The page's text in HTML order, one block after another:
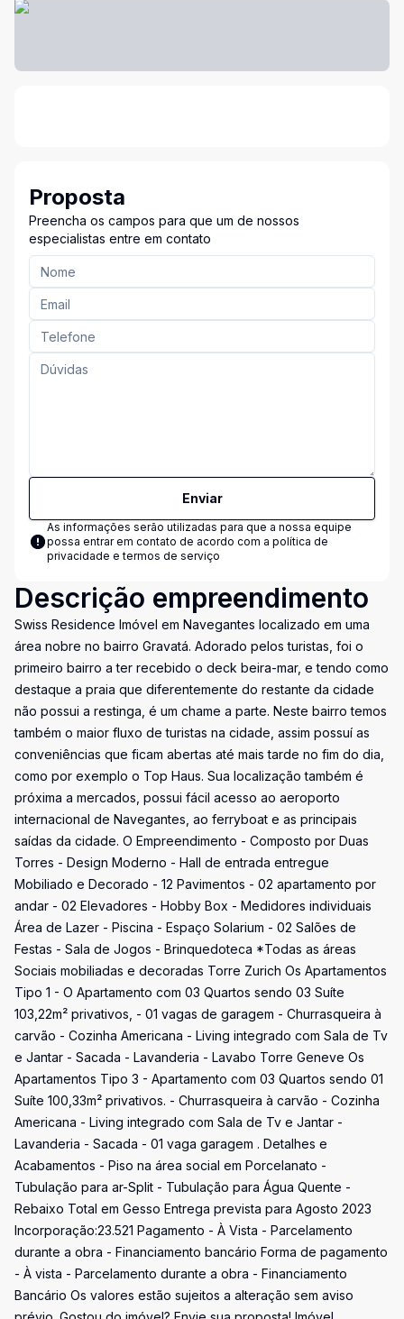
Proposta
Preencha os campos para que um de nossos
especialistas entre em contato
Enviar
As informações serão utilizadas para que a nossa equipe
possa entrar em contato de acordo com a política de
privacidade e termos de serviço
Descrição empreendimento
Swiss Residence Imóvel em Navegantes localizado em uma
área nobre no bairro Gravatá. Adorado pelos turistas, foi o
primeiro bairro a ter recebido o deck beira-mar, e tendo como
destaque a praia que diferentemente do restante da cidade
não possui a restinga, é um chame a parte. Neste bairro temos
também o maior fluxo de turistas na cidade, assim possuí as
conveniências que ficam abertas até mais tarde no fim do dia,
como por exemplo o Top Haus. Sua localização também é
próxima a mercados, possui fácil acesso ao aeroporto
internacional de Navegantes, ao ferryboat e as principais
saídas da cidade. O Empreendimento - Composto por Duas
Torres - Design Moderno - Hall de entrada entregue
Mobiliado e Decorado - 12 Pavimentos - 02 apartamento por
andar - 02 Elevadores - Hobby Box - Medidores individuais
Área de Lazer - Piscina - Espaço Solarium - 02 Salões de
Festas - Sala de Jogos - Brinquedoteca *Todas as áreas
Sociais mobiliadas e decoradas Torre Zurich Os Apartamentos
Tipo 1 - O Apartamento com 03 Quartos sendo 03 Suíte
103,22m² privativos, - 01 vagas de garagem - Churrasqueira à
carvão - Cozinha Americana - Living integrado com Sala de Tv
e Jantar - Sacada - Lavanderia - Lavabo Torre Geneve Os
Apartamentos Tipo 3 - Apartamento com 03 Quartos sendo 01
Suíte 100,33m² privativos. - Churrasqueira à carvão - Cozinha
Americana - Living integrado com Sala de Tv e Jantar -
Lavanderia - Sacada - 01 vaga garagem . Detalhes e
Acabamentos - Piso na área social em Porcelanato -
Tubulação para ar-Split - Tubulação para Água Quente -
Rebaixo Total em Gesso Entrega prevista para Agosto 2023
Incorporação:23.521 Pagamento - À Vista - Parcelamento
durante a obra - Financiamento bancário Forma de pagamento
- À vista - Parcelamento durante a obra - Financiamento
Bancário Os valores estão sujeitos a alteração sem aviso